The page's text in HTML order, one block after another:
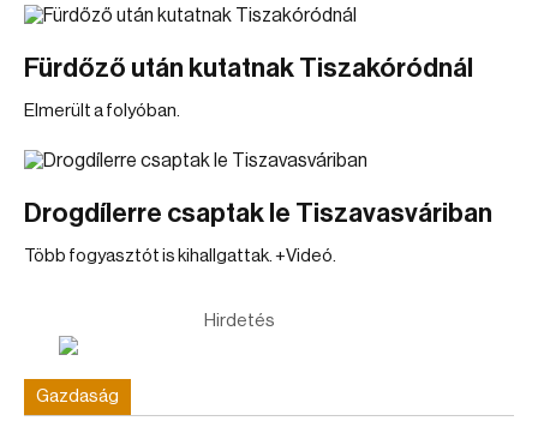
Fürdőző után kutatnak Tiszakóródnál
Elmerült a folyóban.
Drogdílerre csaptak le Tiszavasváriban
Több fogyasztót is kihallgattak. +Videó.
Hirdetés
Gazdaság